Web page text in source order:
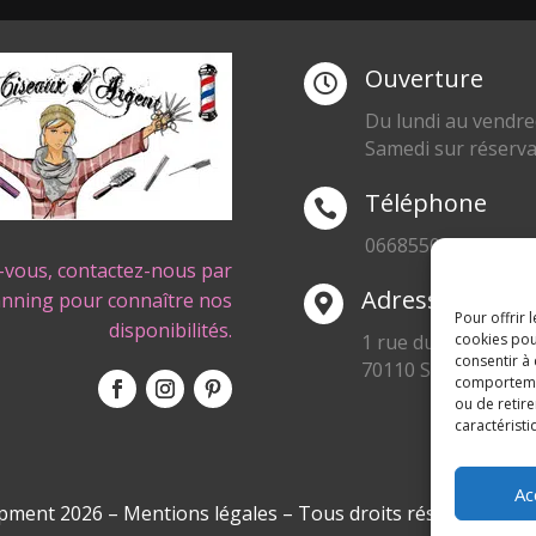
Pour offrir
cookies
consentir à
ou de
contactez-nous par
pour connaître nos
disponibilités.
 Ouverture
Du lundi au
Samedi sur
 Téléphone
0668550471
 Adresse
1 rue du Blanc
70110
2026 – Mentions légales – Tous droits réservés –